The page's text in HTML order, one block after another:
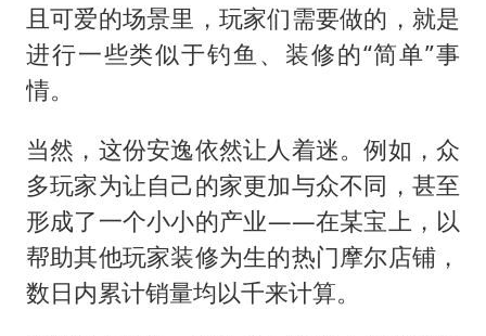
上海大部迎大暴雨
构建更高水平的全民健身公共服务体系
且可爱的场景里，玩家们需要做的，就是
进行一些类似于钓鱼、装修的“简单”事
情。
当然，这份安逸依然让人着迷。例如，众
多玩家为让自己的家更加与众不同，甚至
形成了一个小小的产业——在某宝上，以
帮助其他玩家装修为生的热门摩尔店铺，
数日内累计销量均以千来计算。